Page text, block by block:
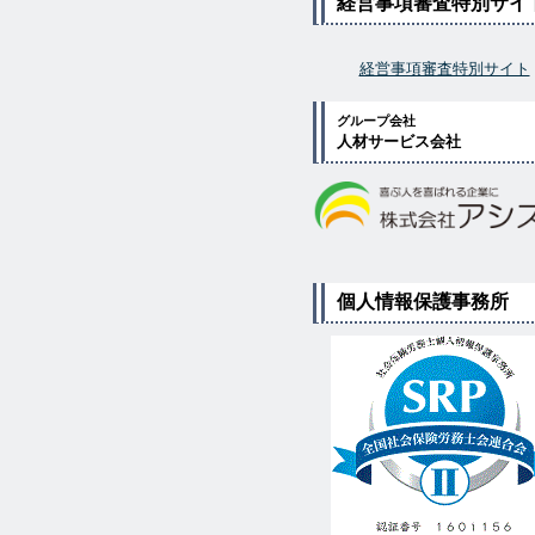
経営事項審査特別サイト
グループ会社
人材サービス会社
個人情報保護事務所